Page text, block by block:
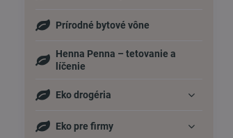
Prírodné bytové vône
Henna Penna – tetovanie a
líčenie
Eko drogéria
Eko pre firmy